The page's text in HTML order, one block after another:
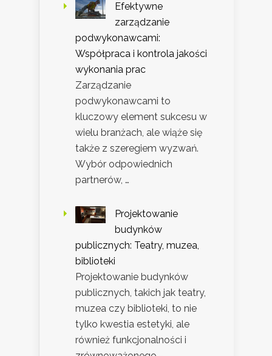
Efektywne
zarządzanie
podwykonawcami:
Współpraca i kontrola jakości
wykonania prac
Zarządzanie
podwykonawcami to
kluczowy element sukcesu w
wielu branżach, ale wiąże się
także z szeregiem wyzwań.
Wybór odpowiednich
partnerów, …
Projektowanie
budynków
publicznych: Teatry, muzea,
biblioteki
Projektowanie budynków
publicznych, takich jak teatry,
muzea czy biblioteki, to nie
tylko kwestia estetyki, ale
również funkcjonalności i